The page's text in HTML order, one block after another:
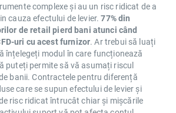
complexe și au un risc ridicat de a
cauza efectului de levier.77% din
de retail pierd bani atunci când
uri cu acest furnizor. Ar trebui să luați
înțelegeți modul în care funcționează
puteți permite să vă asumați riscul
banii. Contractele pentru diferență
care se supun efectului de levier și
risc ridicat întrucât chiar și mișcările